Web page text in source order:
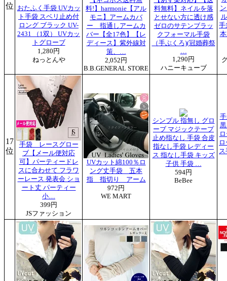
位
おたふく手袋 UVカッ
ト手袋 スベリ止め付
ロング ブラック UV-
2431 （1双） UVカッ
トグローブ
1,280円
ねっとんや
料!】harmonie【アル
モニ】アームカバ
ー 指通しアームカ
バー【全17色】【レ
ディース】紫外線対
策、…
2,052円
B.B.GENERAL STORE
料無料】ネイルを落
とせない方に透け感
ゼロのサテンブラッ
クフォーマル手袋
（手ぶくろ)(冠婚葬祭
…
1,290円
ハニーキューブ
手
17
位
手袋 レースグロー
ブ【メール便対応
可】パーティードレ
スに合わせて フラワ
ーレース 発表会 ショ
ート丈 パーティー
小…
399円
JSファッション
UVカット綿100％ロ
ング丈手袋 五本
指 指切り アーム
972円
WE MART
シンプル 指無し グロ
ーブ マジックテープ
止め指なし 手袋 合皮
指なし手袋 レディー
ス 指なし手袋 キッズ
子供 手袋 …
594円
BeBee
ス